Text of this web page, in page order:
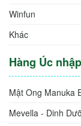
Winfun
Khác
Hàng Úc
Mật Ong Manuka
Mevella - Dinh